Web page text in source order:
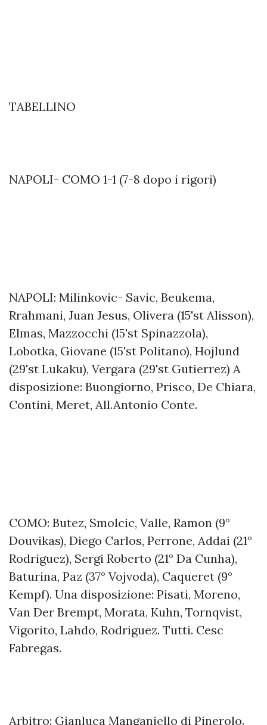
TABELLINO
NAPOLI- COMO 1-1 (7-8 dopo i rigori)
NAPOLI: Milinkovic- Savic, Beukema,
Rrahmani, Juan Jesus, Olivera (15'st Alisson),
Elmas, Mazzocchi (15'st Spinazzola),
Lobotka, Giovane (15'st Politano), Hojlund
(29'st Lukaku), Vergara (29'st Gutierrez) A
disposizione: Buongiorno, Prisco, De Chiara,
Contini, Meret, All.Antonio Conte.
COMO: Butez, Smolcic, Valle, Ramon (9°
Douvikas), Diego Carlos, Perrone, Addai (21°
Rodriguez), Sergi Roberto (21° Da Cunha),
Baturina, Paz (37° Vojvoda), Caqueret (9°
Kempf). Una disposizione: Pisati, Moreno,
Van Der Brempt, Morata, Kuhn, Tornqvist,
Vigorito, Lahdo, Rodriguez. Tutti. Cesc
Fabregas.
Arbitro: Gianluca Manganiello di Pinerolo.